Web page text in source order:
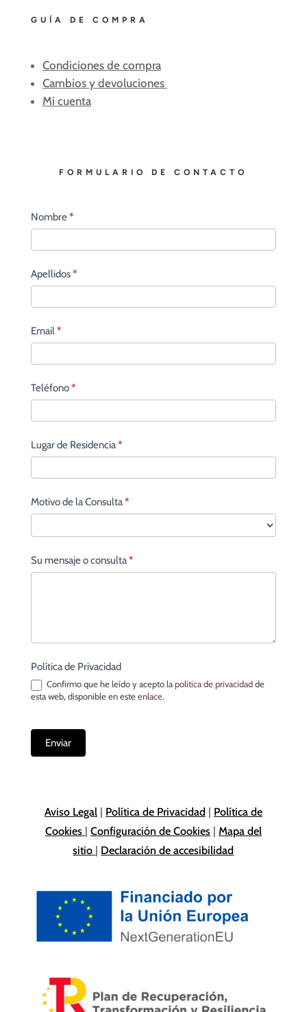
GUÍA DE COMPRA
Condiciones de compra
Cambios y devoluciones
Mi cuenta
FORMULARIO DE CONTACTO
Contacto
Nombre*
Apellidos*
Email*
Teléfono*
Lugar de Residencia*
Motivo de la Consulta*
Su mensaje o consulta*
Política de Privacidad
Confirmo que he leído y acepto lapolítica de privacidadde
esta web, disponible en esteenlace.
Enviar
Aviso Legal| Política de Privacidad | Política de
Cookies | Configuración de Cookies| Mapa del
sitio | Declaración de accesibilidad